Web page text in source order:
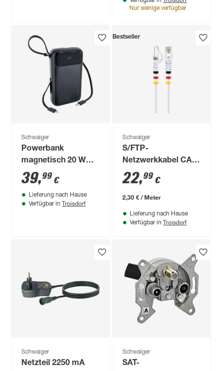
Nur wenige verfügbar
Schwaiger
Powerbank
magnetisch 20 W
20000 mAh
39,99 €
Lieferung nach Hause
Verfügbar in Troisdorf
Bestseller
Schwaiger
S/FTP-
Netzwerkkabel CAT
7 weiß 10 m
22,99 €
2,30 € / Meter
Lieferung nach Hause
Verfügbar in Troisdorf
Schwaiger
Netzteil 2250 mA
Schwaiger
SAT-